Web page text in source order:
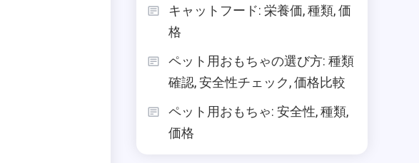
キャットフード: 栄養価, 種類, 価
格
ペット用おもちゃの選び方: 種類
確認, 安全性チェック, 価格比較
ペット用おもちゃ: 安全性, 種類,
価格